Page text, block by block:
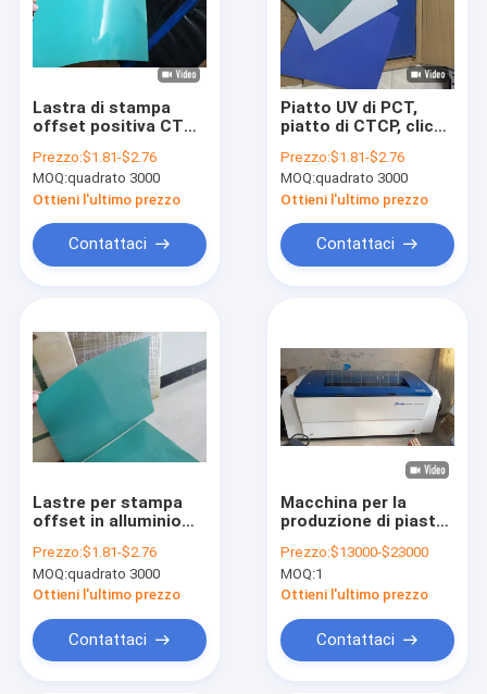
Lastra di stampa
offset positiva CTCP
verde, formato
massimo
1130x880mm
Prezzo:$1.81-$2.76
MOQ:quadrato 3000
Ottieni l'ultimo prezzo
Contattaci
Piatto UV di PCT,
piatto di CTCP, clichè
offset CTCTP, piatto
di alta qualità CTCP
Prezzo:$1.81-$2.76
MOQ:quadrato 3000
Ottieni l'ultimo prezzo
Contattaci
Lastre per stampa
offset in alluminio
dimensioni minime
400x300mm
Prezzo:$1.81-$2.76
MOQ:quadrato 3000
Ottieni l'ultimo prezzo
Contattaci
Macchina per la
produzione di piastre
220V Computer CTP
Plate Machine
Prezzo:$13000-$23000
MOQ:1
Ottieni l'ultimo prezzo
Contattaci